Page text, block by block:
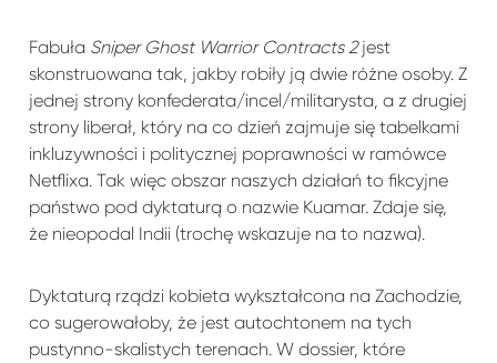
Fabuła Sniper Ghost Warrior Contracts 2jest
skonstruowana tak, jakby robiły ją dwie różne osoby. Z
jednej strony konfederata/incel/militarysta, a z drugiej
strony liberał, który na co dzień zajmuje się tabelkami
inkluzywności i politycznej poprawności w ramówce
Netflixa. Tak więc obszar naszych działań to fikcyjne
państwo pod dyktaturą o nazwie Kuamar. Zdaje się,
że nieopodal Indii (trochę wskazuje na to nazwa).
Dyktaturą rządzi kobieta wykształcona na Zachodzie,
co sugerowałoby, że jest autochtonem na tych
pustynno-skalistych terenach. W dossier, które